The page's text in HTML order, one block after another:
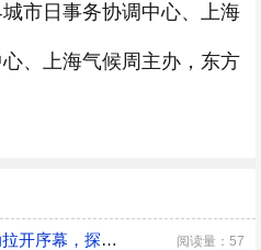
日事务协调中心、上海
、上海气候周主办，东方
2025世界城市日社会系列活动拉开序幕，探寻社区花园里的智慧应用 阅读量：57